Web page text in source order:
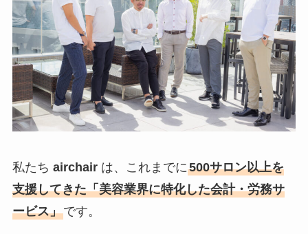
私たち airchairは、これまでに500サロン以上を
支援してきた「美容業界に特化した会計・労務サ
ービス」です。